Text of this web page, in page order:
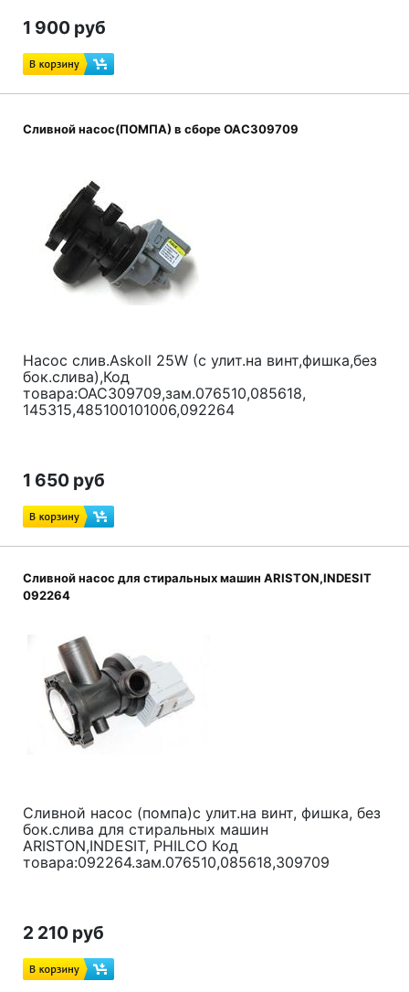
1 900 руб
Сливной насос(ПОМПА) в сборе ОАС309709
Насос слив.Askoll 25W (с улит.на винт,фишка,без
бок.слива),Код
товара:ОАС309709,зам.076510,085618,
145315,485100101006,092264
1 650 руб
Сливной насос для стиральных машин ARISTON,INDESIT
092264
Сливной насос (помпа)с улит.на винт, фишка, без
бок.слива для стиральных машин
ARISTON,INDESIT, PHILCO Код
товара:092264.зам.076510,085618,309709
2 210 руб